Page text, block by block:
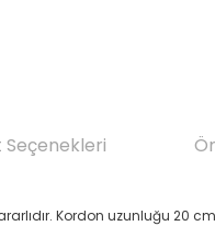
Seçenekleri
Kordon uzunluğu 20 cm